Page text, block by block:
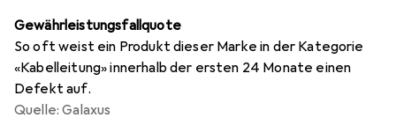
Gewährleistungsfallquote
So oft weist ein Produkt dieser Marke in der Kategorie
«Kabelleitung» innerhalb der ersten 24 Monate einen
Defekt auf.
Quelle: Galaxus